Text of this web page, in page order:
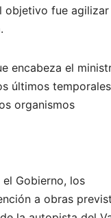
objetivo fue agilizar
encabeza el
últimos
organismos
Gobierno, los
a obras